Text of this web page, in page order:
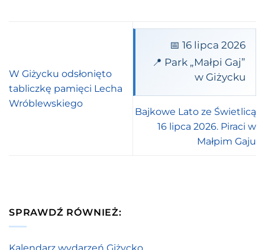
W Giżycku odsłonięto
tabliczkę pamięci Lecha
Wróblewskiego
📅 16 lipca 2026
📍 Park „Małpi Gaj”
w Giżycku
Bajkowe Lato ze Świetlicą
16 lipca 2026. Piraci w
Małpim Gaju
SPRAWDŹ RÓWNIEŻ: